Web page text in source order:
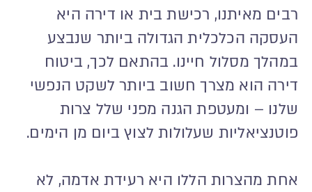
רבים מאיתנו, רכישת בית או דירה היא
העסקה הכלכלית הגדולה ביותר שנבצע
במהלך מסלול חיינו. בהתאם לכך, ביטוח
דירה הוא מצרך חשוב ביותר לשקט הנפשי
שלנו – ומעטפת הגנה מפני שלל צרות
פוטנציאליות שעלולות לצוץ ביום מן הימים.
אחת מהצרות הללו היא רעידת אדמה, לא